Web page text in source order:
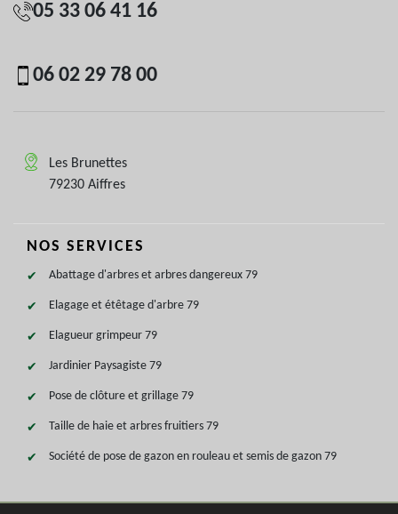
05 33 06 41 16
06 02 29 78 00
Les Brunettes
79230 Aiffres
NOS SERVICES
Abattage d'arbres et arbres dangereux 79
Elagage et étêtage d'arbre 79
Elagueur grimpeur 79
Jardinier Paysagiste 79
Pose de clôture et grillage 79
Taille de haie et arbres fruitiers 79
Société de pose de gazon en rouleau et semis de gazon 79